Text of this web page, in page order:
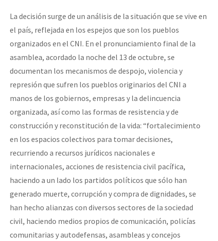
La decisión surge de un análisis de la situación que se vive en
el país, reflejada en los espejos que son los pueblos
organizados en el CNI. En el pronunciamiento final de la
asamblea, acordado la noche del 13 de octubre, se
documentan los mecanismos de despojo, violencia y
represión que sufren los pueblos originarios del CNI a
manos de los gobiernos, empresas y la delincuencia
organizada, así como las formas de resistencia y de
construcción y reconstitución de la vida: “fortalecimiento
en los espacios colectivos para tomar decisiones,
recurriendo a recursos jurídicos nacionales e
internacionales, acciones de resistencia civil pacífica,
haciendo a un lado los partidos políticos que sólo han
generado muerte, corrupción y compra de dignidades, se
han hecho alianzas con diversos sectores de la sociedad
civil, haciendo medios propios de comunicación, policías
comunitarias y autodefensas, asambleas y concejos